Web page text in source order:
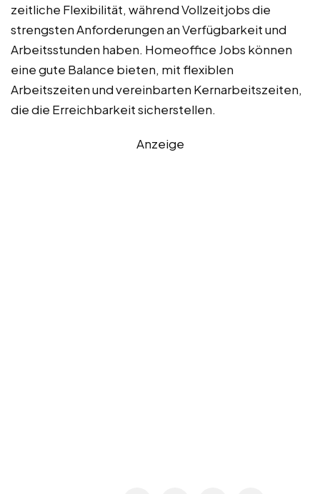
zeitliche Flexibilität, während Vollzeitjobs die
strengsten Anforderungen an Verfügbarkeit und
Arbeitsstunden haben. Homeoffice Jobs können
eine gute Balance bieten, mit flexiblen
Arbeitszeiten und vereinbarten Kernarbeitszeiten,
die die Erreichbarkeit sicherstellen.
Anzeige